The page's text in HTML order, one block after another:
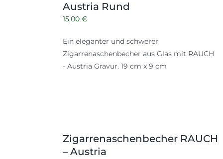
Austria Rund
15,00 €
Ein eleganter und schwerer
Zigarrenaschenbecher aus Glas mit RAUCH
- Austria Gravur. 19 cm x 9 cm
Zigarrenaschenbecher RAUCH
– Austria